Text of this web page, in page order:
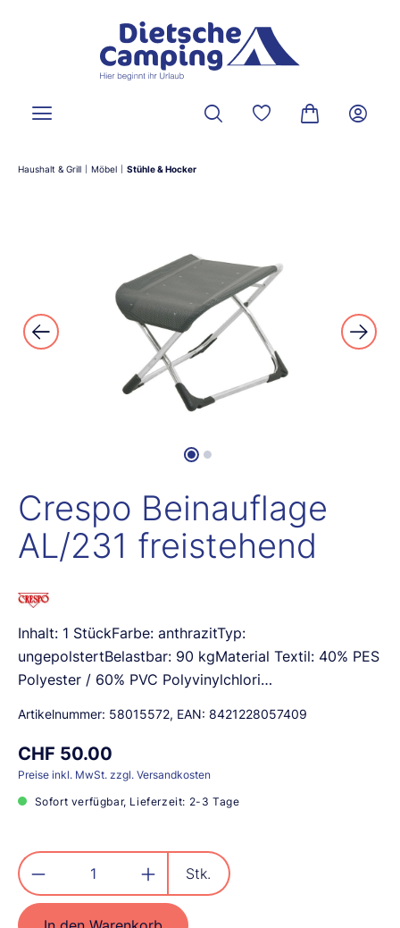
Du hast 0 Produkte
Warenkorb
Haushalt & Grill Möbel Stühle & Hocker
Crespo Beinauflage
AL/231 freistehend
Inhalt: 1 StückFarbe: anthrazitTyp:
ungepolstertBelastbar: 90 kgMaterial Textil: 40% PES
Polyester / 60% PVC Polyvinylchlori…
Artikelnummer: 58015572, EAN: 8421228057409
CHF 50.00
Preise inkl. MwSt. zzgl. Versandkosten
Sofort verfügbar, Lieferzeit: 2-3 Tage
Produkt Anzahl: Gib den
Stk.